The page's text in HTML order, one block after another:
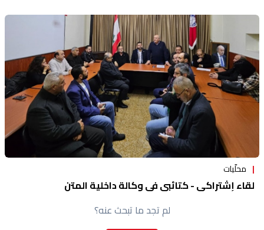
محلّيات
لقاء إشتراكي - كتائبي في وكالة داخلية المتن
لم تجد ما تبحث عنه؟